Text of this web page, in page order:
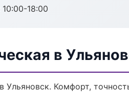
18:00
в
Комфорт,